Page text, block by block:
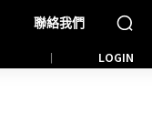
聯絡我們
LOGIN